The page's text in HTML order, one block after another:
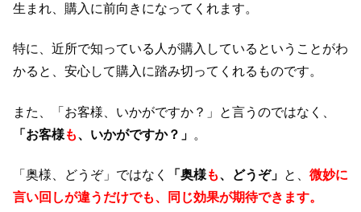
生まれ、購入に前向きになってくれます。
特に、近所で知っている人が購入しているということがわ
かると、安心して購入に踏み切ってくれるものです。
また、「お客様、いかがですか？」と言うのではなく、
「お客様も、いかがですか？」 。
「奥様、どうぞ」ではなく 「奥様も、どうぞ」 と、 微妙に
言い回しが違うだけでも、同じ効果が期待できます。